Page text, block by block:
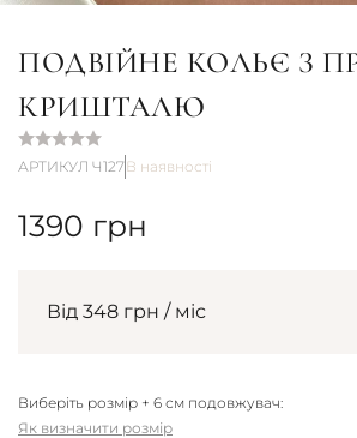
ПОДВІЙНЕ КОЛЬЄ З
КРИШТАЛЮ
АРТИКУЛ Ч127В наявності
1390 грн
Від 348 грн / міс
Виберіть розмір + 6 см подовжувач:
Як визначити розмір